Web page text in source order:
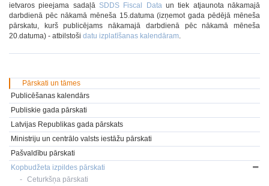
ietvaros pieejama sadaļā SDDS Fiscal Dataun tiek atjaunota nākamajā
darbdienā pēc nākamā mēneša 15.datuma (izņemot gada pēdējā mēneša
pārskatu, kurš publicējams nākamajā darbdienā pēc nākamā mēneša
20.datuma) - atbilstoši datu izplatīšanas kalendāram.
Pārskati un tāmes
Publicēšanas kalendārs
Publiskie gada pārskati
Latvijas Republikas gada pārskats
Ministriju un centrālo valsts iestāžu pārskati
Pašvaldību pārskati
Kopbudžeta izpildes pārskati
Ceturkšņa pārskati